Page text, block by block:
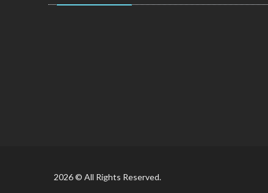
2026 © All Rights Reserved.